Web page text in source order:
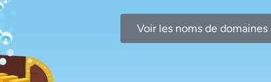
Voir les noms de